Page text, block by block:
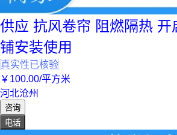
供应 抗风卷帘 阻燃隔热 开
铺安装使用
真实性已核验
￥ 100.00/平方米
河北沧州
咨询
电话